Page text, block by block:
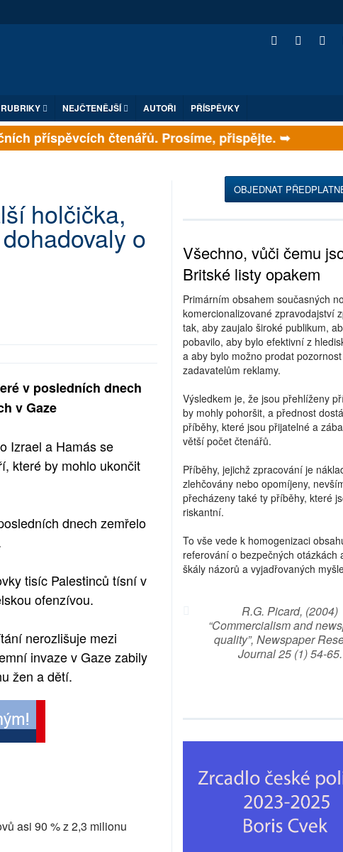
RUBRIKY NEJČTENĚJŠÍ AUTOŘI PŘÍSPĚVKY
příspěvcích čtenářů. Prosíme, přispějte. ➥
holčička,
o
v posledních dnech
v Gaze
Izrael a Hamás se
které by mohlo ukončit
dnech zemřelo
tisíc Palestinců tísní v
ofenzívou.
nerozlišuje mezi
invaze v Gaze zabily
žen a dětí.
asi 90 % z 2,3 milionu
OBJEDNAT
Všechno, vůči čemu
Britské listy opakem
Primárním obsahem současných
komercionalizované zpravodajství
tak, aby zaujalo široké publikum,
pobavilo, aby bylo efektivní z
a aby bylo možno prodat
zadavatelům reklamy.
Výsledkem je, že jsou přehlíženy
by mohly pohoršit, a přednost
příběhy, které jsou přijatelné a
větší počet čtenářů.
Příběhy, jejichž zpracování je
zlehčovány nebo opomíjeny,
přecházeny také ty příběhy, které
riskantní.
To vše vede k homogenizaci
referování o bezpečných otázkách
škály názorů a vyjadřovaných
R.G. Picard, (2004)
“Commercialism and
quality”, Newspaper
Journal 25 (1) 54-65.